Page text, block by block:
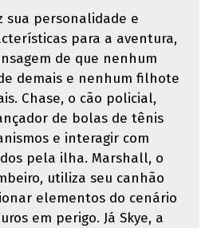
sua personalidade e
para a aventura,
de que nenhum
demais e nenhum filhote
Chase, o cão policial,
de bolas de tênis
e interagir com
pela ilha. Marshall, o
utiliza seu canhão
elementos do cenário
em perigo. Já Skye, a